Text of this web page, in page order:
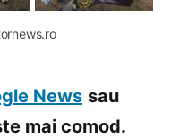
News sau
mai comod.